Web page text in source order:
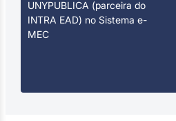
UNYPUBLICA (parceira do
INTRA EAD) no Sistema e-
MEC